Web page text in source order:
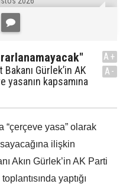
Gürlek’in AK
yasanın kapsamına
A+
A-
“çerçeve yasa” olarak
ilişkin
Akın Gürlek’in AK Parti
yaptığı